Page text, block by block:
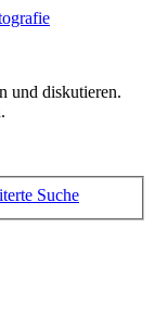
und diskutieren.
Suche